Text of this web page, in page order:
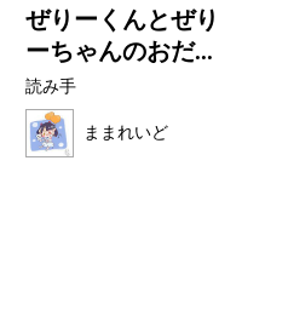
ぜりーくんとぜり
ーちゃんのおだ...
読み手
ままれいど